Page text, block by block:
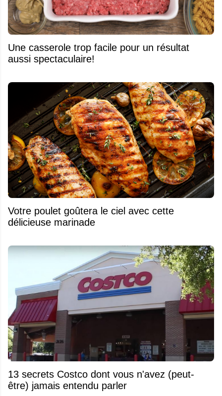
Une casserole trop facile pour un résultat
aussi spectaculaire!
Votre poulet goûtera le ciel avec cette
délicieuse marinade
13 secrets Costco dont vous n'avez (peut-
être) jamais entendu parler